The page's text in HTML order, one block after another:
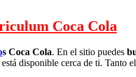
Coca Cola
s Coca Cola. En el sitio puedes
disponible cerca de ti. Tanto